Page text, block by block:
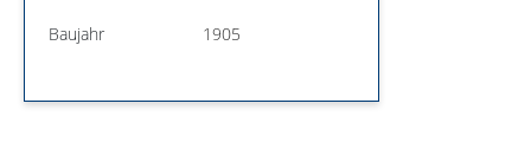
Baujahr 1905